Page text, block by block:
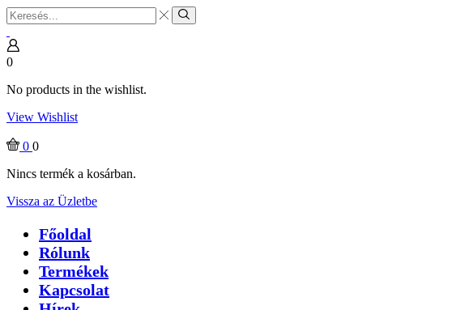
Search
input
Search
0
No products in the wishlist.
View Wishlist
0 0
Nincs termék a kosárban.
Vissza az Üzletbe
Főoldal
Rólunk
Termékek
Kapcsolat